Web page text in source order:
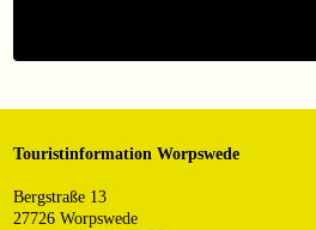
Touristinformation Worpswede
Bergstraße 13
27726 Worpswede